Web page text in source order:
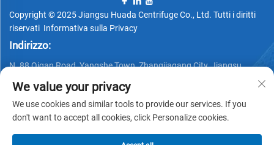
Copyright © 2025 Jiangsu Huada Centrifuge Co., Ltd. Tutti i diritti
riservati Informativa sulla Privacy
Indirizzo:
N. 88 Qigan Road, Yangshe Town, Zhangjiagang City, Jiangsu
Province, China
Telefono:
+86 15162337620
Email:
We value your privacy
We use cookies and similar tools to provide our services. If you
don't want to accept all cookies, click Personalize cookies.